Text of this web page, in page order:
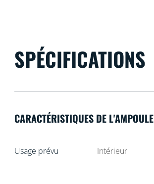
SPÉCIFICATIONS
CARACTÉRISTIQUES DE L'AMPOULE
Usage prévu Intérieur